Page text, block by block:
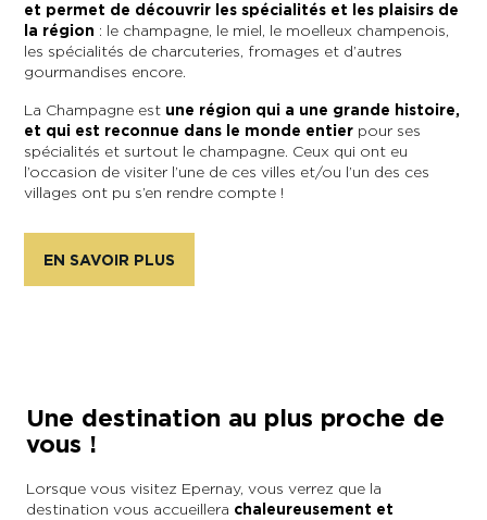
JE SUIS...
En couple En solo Épicurien En famille En groupe
JE SUIS...
En couple En solo
VOYAGER AVEC SON CHIEN
JE SUIS...
et permet de découvrir les spécialités et les plaisirs de
la région : le champagne, le miel, le moelleux champenois,
les spécialités de charcuteries, fromages et d’autres
gourmandises encore.
La Champagne est une région qui a une grande histoire,
et qui est reconnue dans le monde entier pour ses
spécialités et surtout le champagne. Ceux qui ont eu
l’occasion de visiter l’une de ces villes et/ou l’un des ces
villages ont pu s’en rendre compte !
EN SAVOIR PLUS
Une destination au plus proche de
vous !
Lorsque vous visitez Epernay, vous verrez que la
destination vous accueillera chaleureusement et